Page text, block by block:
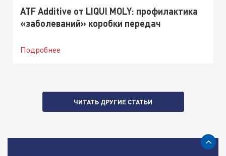
ATF Additive от LIQUI MOLY: профилактика
«заболеваний» коробки передач
Подробнее
ЧИТАТЬ ДРУГИЕ СТАТЬИ